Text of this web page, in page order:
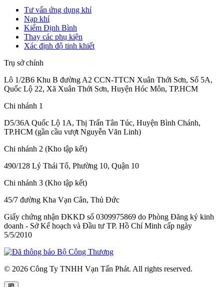
Tư vấn ứng dụng khí
Nạp khí
Kiểm Định Bình
Thay các phụ kiện
Xác định độ tinh khiết
Trụ sở chính
Lô 1/2B6 Khu B đường A2 CCN-TTCN Xuân Thới Sơn, Số 5A,
Quốc Lộ 22, Xã Xuân Thới Sơn, Huyện Hóc Môn, TP.HCM
Chi nhánh 1
D5/36A Quốc Lộ 1A, Thị Trấn Tân Túc, Huyện Bình Chánh,
TP.HCM (gần cầu vượt Nguyễn Văn Linh)
Chi nhánh 2 (Kho tập kết)
490/128 Lý Thái Tổ, Phường 10, Quận 10
Chi nhánh 3 (Kho tập kết)
45/7 đường Kha Vạn Cân, Thủ Đức
Giấy chứng nhận ĐKKD số 0309975869 do Phòng Đăng ký kinh
doanh - Sở Kế hoạch và Đầu tư TP. Hồ Chí Minh cấp ngày
5/5/2010
© 2026 Công Ty TNHH Vạn Tấn Phát. All rights reserved.